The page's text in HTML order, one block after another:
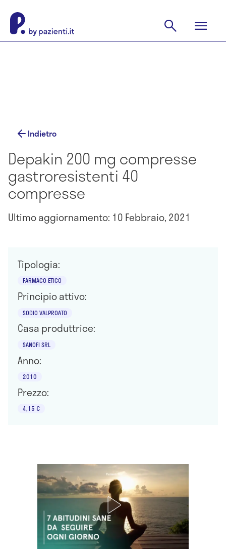
Indietro
Depakin 200 mg compresse
gastroresistenti 40
compresse
Ultimo aggiornamento: 10 Febbraio, 2021
Tipologia:
FARMACO ETICO
Principio attivo:
SODIO VALPROATO
Casa produttrice:
SANOFI SRL
Anno:
2010
Prezzo:
4,15 €